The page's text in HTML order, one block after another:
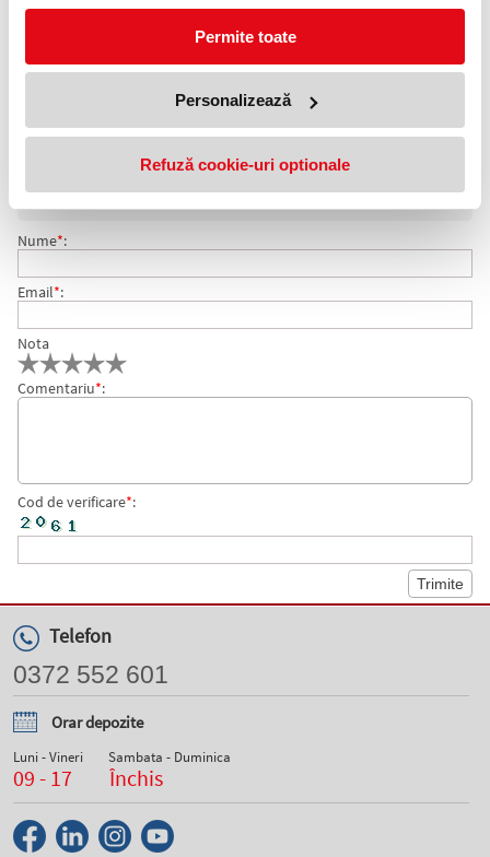
Permite toate
Personalizează
Refuză cookie-uri optionale
Pe coperta frontală sunt imprimate câmpuri pentru descriere.
Spate perforat pentru a crește capacitatea.
Format: A4
COMENTARII DOSAR A4, GT ELBA, ROSU
Nu exista comentarii. Fii primul care comenteaza acest produs!
Nume*:
Email*:
Nota
Comentariu*:
Cod de verificare*:
Telefon
0372 552 601
Orar depozite
Luni - Vineri
09 - 17
Sambata - Duminica
Închis